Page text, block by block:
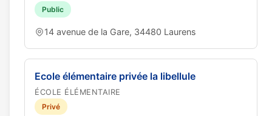
Public
14 avenue de la Gare, 34480 Laurens
Ecole élémentaire privée la libellule
ÉCOLE ÉLÉMENTAIRE
Privé